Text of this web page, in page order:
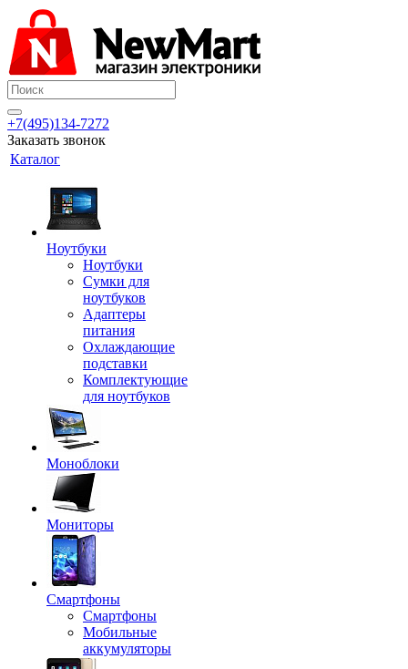
+7(495)134-7272
Заказать звонок
Каталог
Ноутбуки
Ноутбуки
Сумки для
ноутбуков
Адаптеры
питания
Охлаждающие
подставки
Комплектующие
для ноутбуков
Моноблоки
Мониторы
Смартфоны
Смартфоны
Мобильные
аккумуляторы